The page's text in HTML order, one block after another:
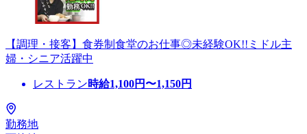
【調理・接客】食券制食堂のお仕事◎未経験OK!!ミドル主
婦・シニア活躍中
レストラン時給1,100円〜1,150円
勤務地